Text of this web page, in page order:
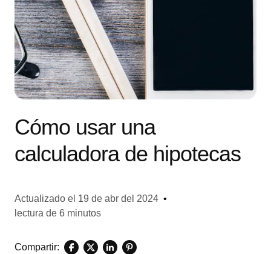
Cómo usar una
calculadora de hipotecas
Actualizado el 19 de abr del 2024 •
lectura de 6 minutos
Compartir: